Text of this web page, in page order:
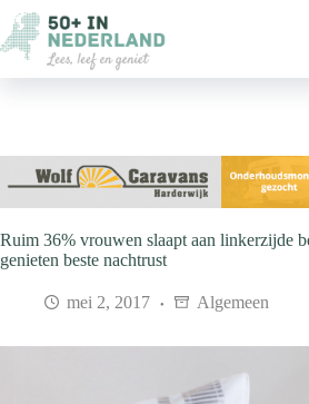
naar
de
inhoud
Ruim 36% vrouwen slaapt aan linkerzijde
genieten beste nachtrust
mei 2, 2017 Algemeen